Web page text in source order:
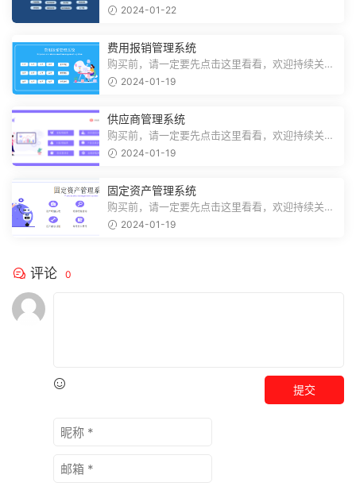
注，精彩模板每天推送预览结束，需要...
2024-01-22
费用报销管理系统
购买前，请一定要先点击这里看看，欢迎持续关
注，精彩模板每天推送预览结束，需要...
2024-01-19
供应商管理系统
购买前，请一定要先点击这里看看，欢迎持续关
注，精彩模板每天推送预览结束，需要...
2024-01-19
固定资产管理系统
购买前，请一定要先点击这里看看，欢迎持续关
注，精彩模板每天推送预览结束，需要...
2024-01-19
评论 0
提交